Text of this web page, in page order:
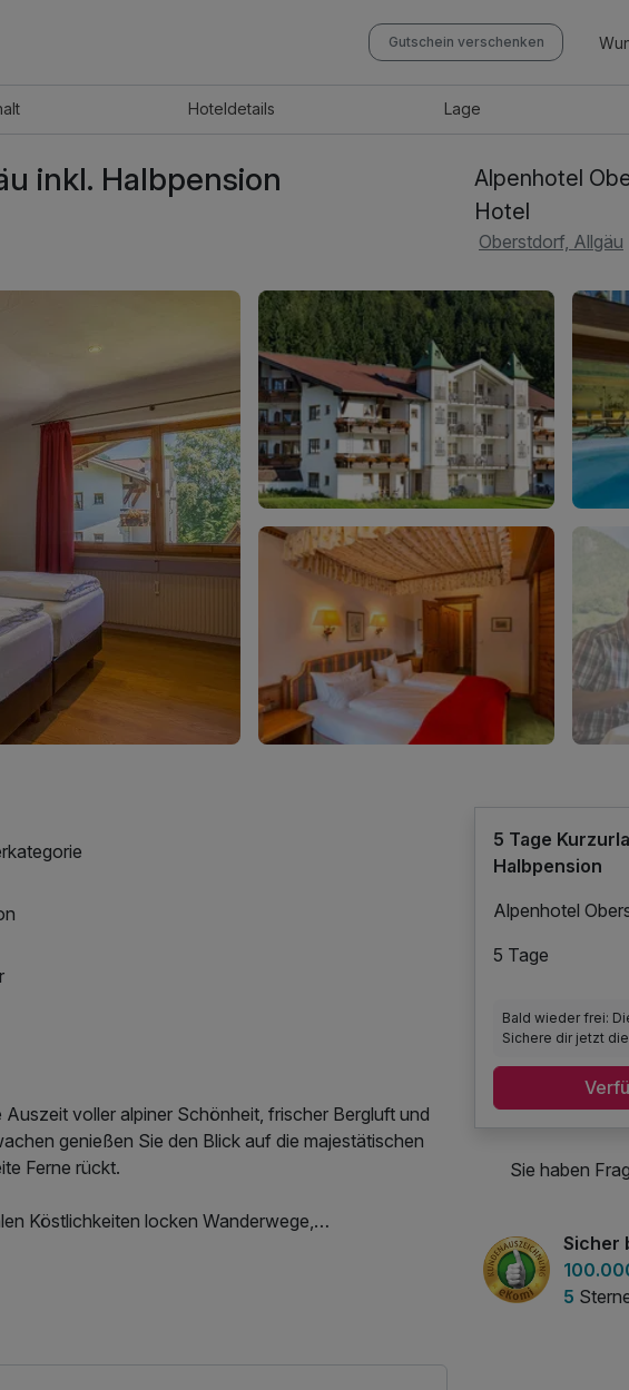
Gutschein verschenken
Hoteldetails Lage
inkl. Halbpension
Alpenhotel
Hotel
Oberstdorf, Allgäu
voller alpiner Schönheit, frischer Bergluft und
genießen Sie den Blick auf die majestätischen
Ferne rückt.
Köstlichkeiten locken Wanderwege,
Skipisten. Im großzügigen AlpenSpa finden Sie
oder im warmen Außenpool unter freiem Himmel.
Leihbademantel, Parkplatz, Nutzung des
5 Tage
Halbpension
Alpenhotel
5 Tage
Bald wieder frei:
Sichere dir jetzt
Sie haben
Sicher
5